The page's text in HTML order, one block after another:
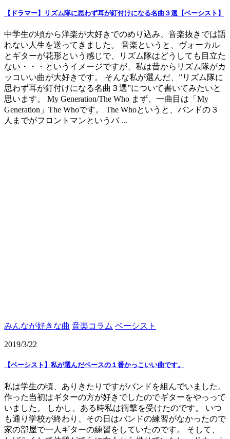
【ドラマー】リズム隊に思わず耳が釘付けになる名曲３選【ベーシスト】
中学生の頃から洋楽が大好きでのめり込み、音楽抜きでは語
れない人生を送ってきました。 音楽というと、ヴォーカル
とギターが花形という感じで、リズム隊はどうしても目立た
ない・・・というイメージですが、私は昔からリズム隊がカ
ッコいい曲が大好きです。 そんな私が選んだ、”リズム隊に
思わず耳が釘付けになる名曲３選”について書いてみたいと
思います。 My Generation/The Who まず、一曲目は「My
Generation」The Whoです。 The Whoというと、バンドの３
人までがフロントマンというバ ...
みんなが好きな曲 音楽コラム ベーシスト
2019/3/22
【ベーシスト】私が選んだベースの１番かっこいい曲です。
私は学生の頃、ありきたりですがバンドを組んでいました。
作った当初はギターの方が好きでしたのでギターをやっって
いました。 しかし、ある時私は衝撃を受けたのです。 いつ
も通り学校が終わり、その日はバンドの練習がなかったので
家の部屋で一人ギターの練習をしていたのです。 そして、